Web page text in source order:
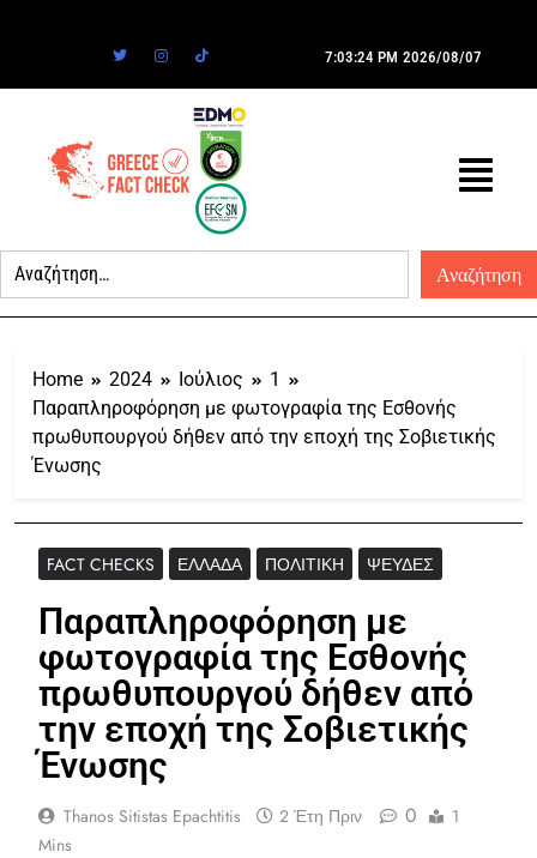
7:03:24 PM 2026/08/07
Home 2024 Ιούλιος
1
Παραπληροφόρηση με φωτογραφία της Εσθονής
πρωθυπουργού δήθεν από την εποχή της Σοβιετικής
Ένωσης
FACT CHECKS ΕΛΛΆΔΑ ΠΟΛΙΤΙΚΉ ΨΕΥΔΈΣ
Παραπληροφόρηση με
φωτογραφία της Εσθονής
πρωθυπουργού δήθεν από
την εποχή της Σοβιετικής
Ένωσης
Thanos Sitistas Epachtitis 2 Έτη Πριν 0
1
Mins